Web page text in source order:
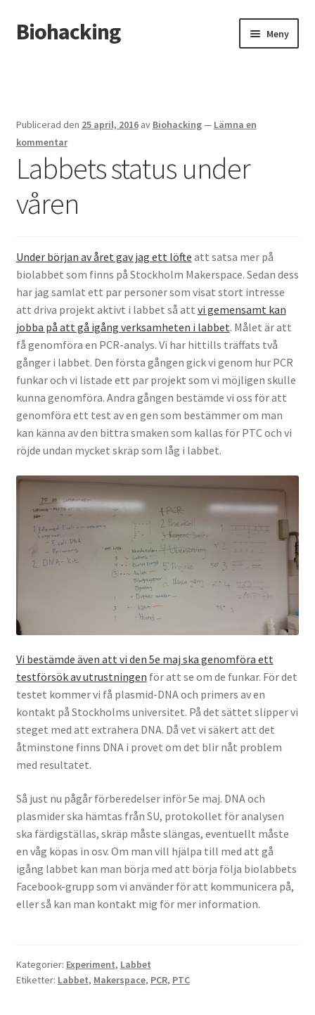
Hoppa
till
Hoppa
till
Biohacking Meny
Butik
Insättning av chip i handen
Instructions for the tDCS device
Integritetspolicy
Kassa
Köpvillkor
Mina medverkan i media
Mitt konto
Till kassan
Varukorg
Varukorg
Webbutik
Publicerad den 25 april, 2016 av Biohacking— Lämna en
kommentar
Labbets status under
våren
Under början av året gav jag ett löfte att satsa mer på
biolabbet som finns på Stockholm Makerspace. Sedan dess
har jag samlat ett par personer som visat stort intresse
att driva projekt aktivt i labbet så att vi gemensamt kan
jobba på att gå igång verksamheten i labbet. Målet är att
få genomföra en PCR-analys. Vi har hittills träffats två
gånger i labbet. Den första gången gick vi genom hur PCR
funkar och vi listade ett par projekt som vi möjligen skulle
kunna genomföra. Andra gången bestämde vi oss för att
genomföra ett test av en gen som bestämmer om man
kan känna av den bittra smaken som kallas för PTC och vi
röjde undan mycket skräp som låg i labbet.
Vi bestämde även att vi den 5e maj ska genomföra ett
testförsök av utrustningen för att se om de funkar. För det
testet kommer vi få plasmid-DNA och primers av en
kontakt på Stockholms universitet. På det sättet slipper vi
steget med att extrahera DNA. Då vet vi säkert att det
åtminstone finns DNA i provet om det blir nåt problem
med resultatet.
Så just nu pågår förberedelser inför 5e maj. DNA och
plasmider ska hämtas från SU, protokollet för analysen
ska färdigställas, skräp måste slängas, eventuellt måste
en våg köpas in osv. Om man vill hjälpa till med att gå
igång labbet kan man börja med att börja följa biolabbets
Facebook-grupp som vi använder för att kommunicera på,
eller så kan man kontakt mig för mer information.
Kategorier: Experiment, Labbet
Etiketter: Labbet, Makerspace, PCR, PTC